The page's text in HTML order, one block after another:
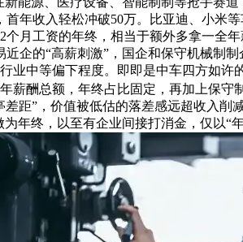
年收入轻松冲破50万。比亚迪、小米
月工资的年终，相当于额外多拿一全
企的“高薪刺激”，国企和保守机械制
中等偏下程度。即即是中车四方如
酬总额，年终占比固定，再加上保守
距”，价值被低估的落差感远超收入
年终，以至有企业间接打消金，仅以